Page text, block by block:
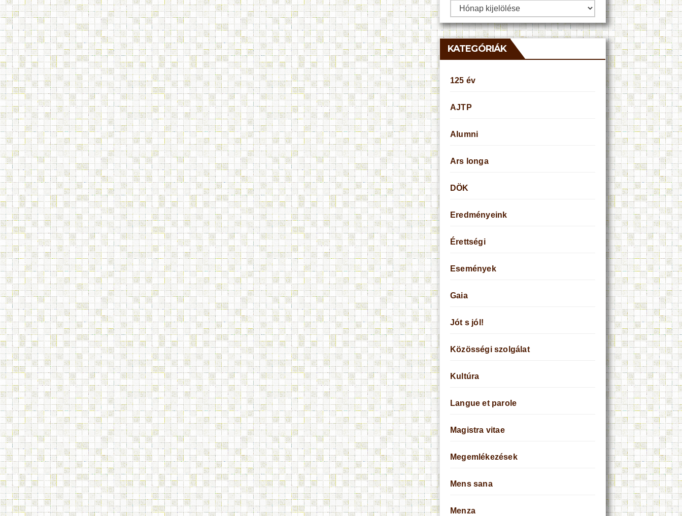
Archívum
KATEGÓRIÁK
125 év
AJTP
Alumni
Ars longa
DÖK
Eredményeink
Érettségi
Események
Gaia
Jót s jól!
Közösségi szolgálat
Kultúra
Langue et parole
Magistra vitae
Megemlékezések
Mens sana
Menza